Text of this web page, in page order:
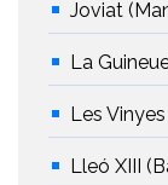
Joviat
La
Les
Lleó XIII